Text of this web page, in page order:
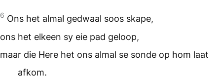
6 Ons het almal gedwaal soos skape,
ons het elkeen sy eie pad geloop,
maar die Here het ons almal se sonde op hom laat
afkom.